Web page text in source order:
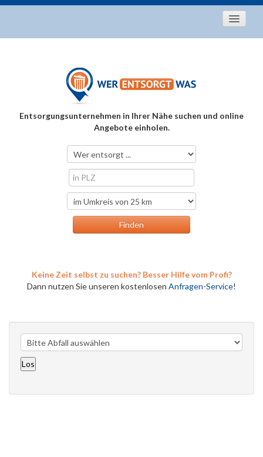
Entsorgungstipps
Über uns
Entsorgungsunternehmen in Ihrer Nähe suchen und online
Angebote einholen.
Keine Zeit selbst zu suchen? Besser Hilfe vom Profi?
Dann nutzen Sie unseren kostenlosen Anfragen-Service!